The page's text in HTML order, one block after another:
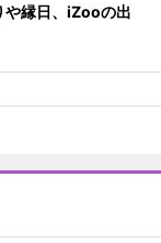
や縁日、iZooの出